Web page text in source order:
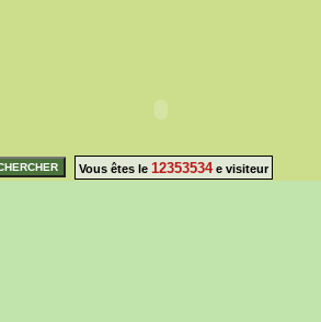
Vous êtes le 12353534e visiteur